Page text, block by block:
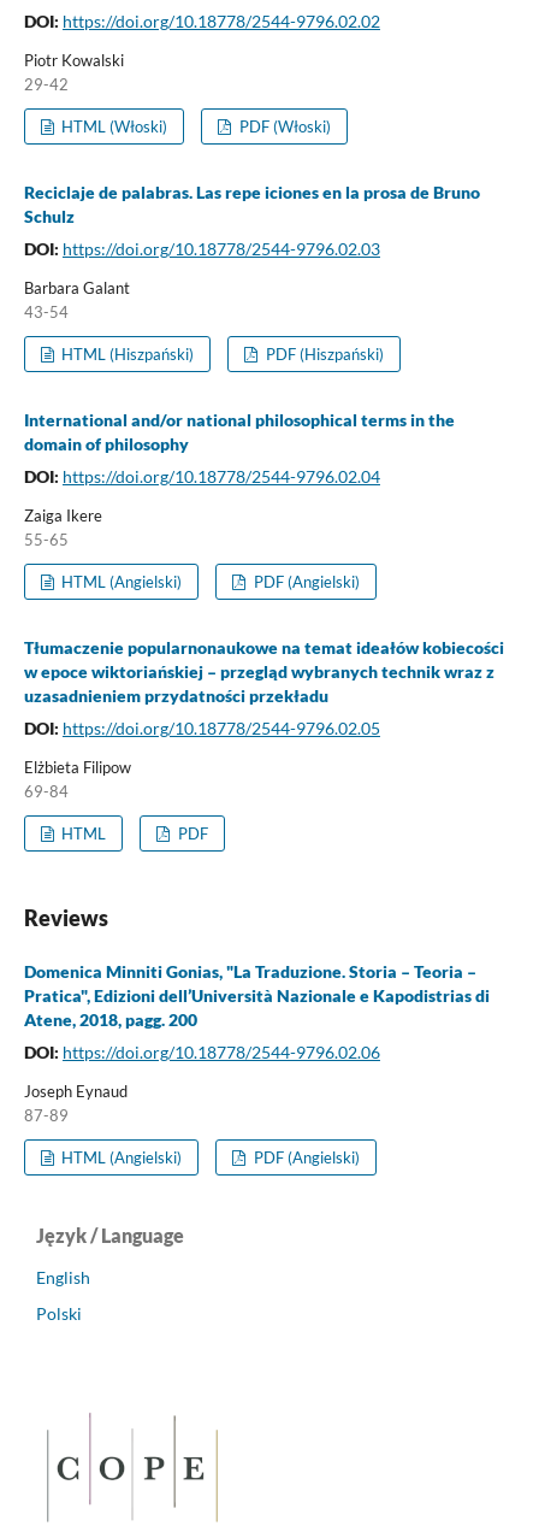
DOI: https://doi.org/10.18778/2544-9796.02.02
Piotr Kowalski
29-42
HTML (Włoski) PDF (Włoski)
Reciclaje de palabras. Las repe iciones en la prosa de Bruno
Schulz
DOI: https://doi.org/10.18778/2544-9796.02.03
Barbara Galant
43-54
HTML (Hiszpański) PDF (Hiszpański)
International and/or national philosophical terms in the
domain of philosophy
DOI: https://doi.org/10.18778/2544-9796.02.04
Zaiga Ikere
55-65
HTML (Angielski) PDF (Angielski)
Tłumaczenie popularnonaukowe na temat ideałów kobiecości
w epoce wiktoriańskiej – przegląd wybranych technik wraz z
uzasadnieniem przydatności przekładu
DOI: https://doi.org/10.18778/2544-9796.02.05
Elżbieta Filipow
69-84
HTML PDF
Reviews
Domenica Minniti Gonias, "La Traduzione. Storia – Teoria –
Pratica", Edizioni dell’Università Nazionale e Kapodistrias di
Atene, 2018, pagg. 200
DOI: https://doi.org/10.18778/2544-9796.02.06
Joseph Eynaud
87-89
HTML (Angielski) PDF (Angielski)
Język / Language
English
Polski